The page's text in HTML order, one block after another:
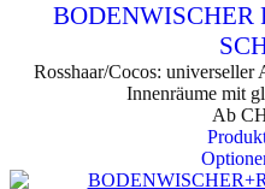
BODENWISCHER
Rosshaar/Cocos: universeller
Innenräume mit
Ab